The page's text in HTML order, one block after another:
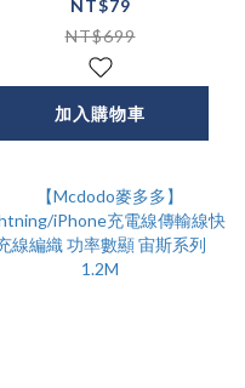
C)
NT$79
NT$699
加入購物車